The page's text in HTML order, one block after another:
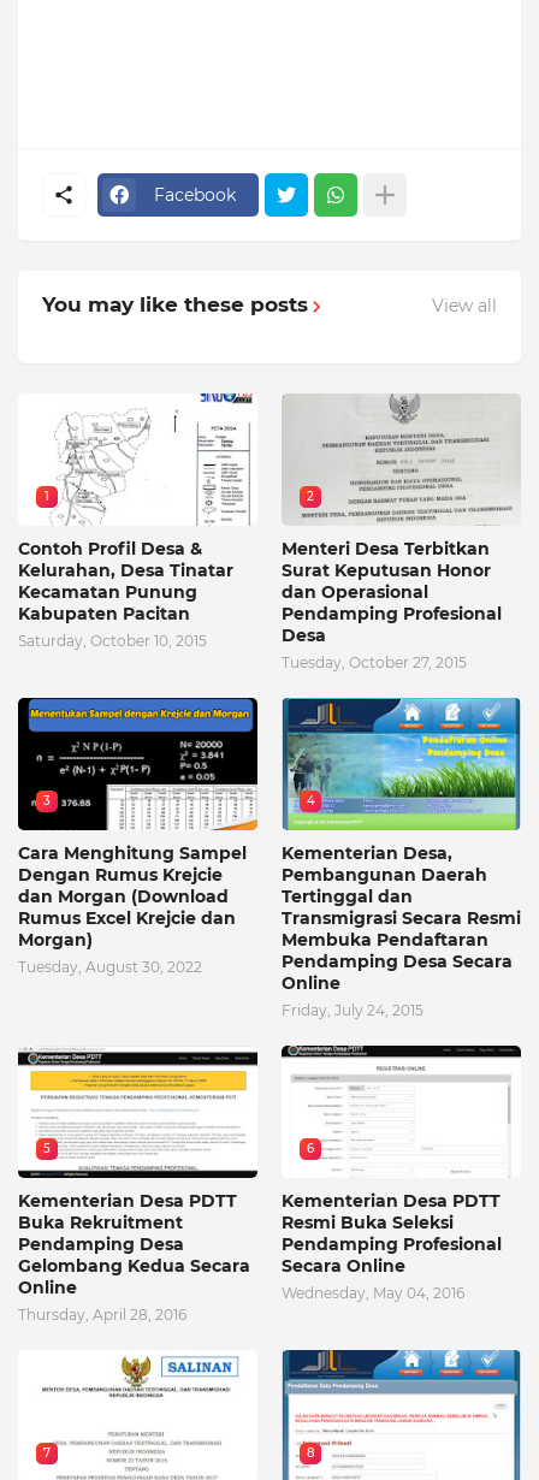
Facebook
You may like these posts View all
1
Contoh Profil Desa &
Kelurahan, Desa Tinatar
Kecamatan Punung
Kabupaten Pacitan
Saturday, October 10, 2015
2
Menteri Desa Terbitkan
Surat Keputusan Honor
dan Operasional
Pendamping Profesional
Desa
Tuesday, October 27, 2015
3
Cara Menghitung Sampel
Dengan Rumus Krejcie
dan Morgan (Download
Rumus Excel Krejcie dan
Morgan)
Tuesday, August 30, 2022
4
Kementerian Desa,
Pembangunan Daerah
Tertinggal dan
Transmigrasi Secara Resmi
Membuka Pendaftaran
Pendamping Desa Secara
Online
Friday, July 24, 2015
5
Kementerian Desa PDTT
Buka Rekruitment
Pendamping Desa
Gelombang Kedua Secara
Online
Thursday, April 28, 2016
6
Kementerian Desa PDTT
Resmi Buka Seleksi
Pendamping Profesional
Secara Online
Wednesday, May 04, 2016
7 8